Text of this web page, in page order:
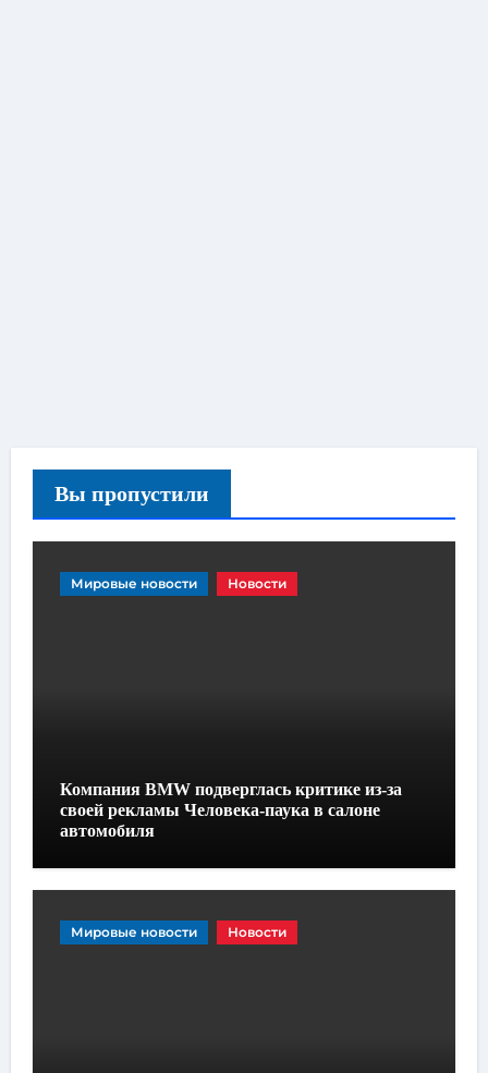
Вы пропустили
Мировые новости Новости
Компания BMW подверглась критике из-за
своей рекламы Человека-паука в салоне
автомобиля
Мировые новости Новости